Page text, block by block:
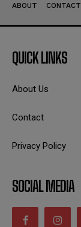
ABOUT CONTACT
QUICK LINKS
About Us
Contact
Privacy Policy
SOCIAL MEDIA